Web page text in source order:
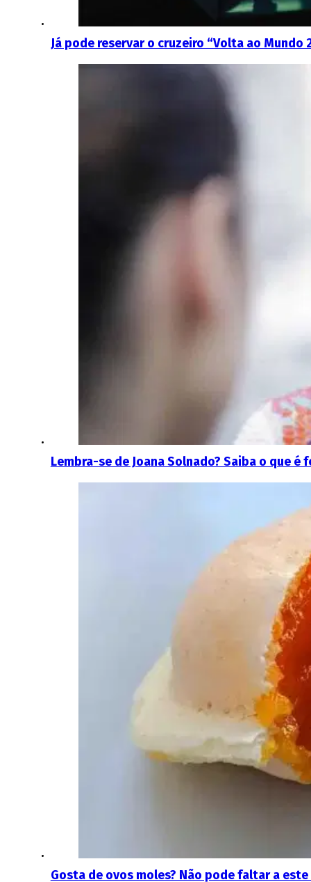
Já pode reservar o cruzeiro “Volta ao
Lembra-se de Joana Solnado? Saiba o que é
Gosta de ovos moles? Não pode faltar a